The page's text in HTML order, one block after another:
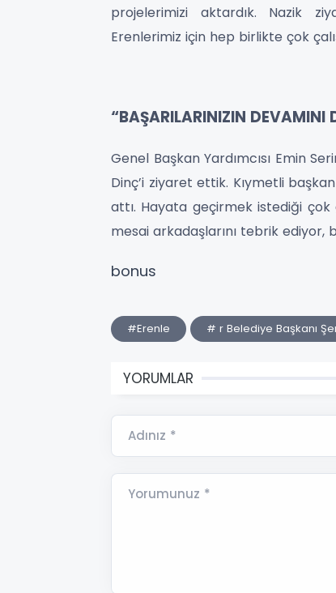
projelerimizi aktardık. Nazik
Erenlerimiz için hep birlikte çok
“BAŞARILARINIZIN DEVAMINI
Genel Başkan Yardımcısı Emin
Dinç’i ziyaret ettik. Kıymetli
attı. Hayata geçirmek istediği çok
mesai arkadaşlarını tebrik ediyor,
bonus
#Erenle # r Belediye Başkanı
YORUMLAR
Adınız *
Yorumunuz *